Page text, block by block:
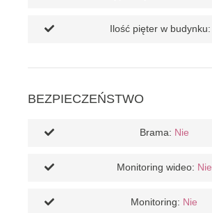
Ilość pięter w budynku:
BEZPIECZEŃSTWO
Brama: Nie
Monitoring wideo: Nie
Monitoring: Nie